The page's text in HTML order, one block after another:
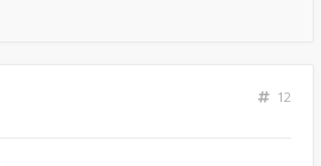
12